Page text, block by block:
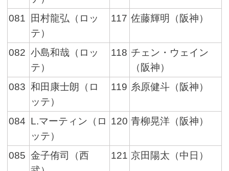
081
田村龍弘（ロッ
テ）
117 佐藤輝明（阪神）
082 小島和哉（ロッ
テ）
118 チェン・ウェイン
（阪神）
083 和田康士朗（ロ
ッテ）
119 糸原健斗（阪神）
084 L.マーティン（ロ
ッテ）
120 青柳晃洋（阪神）
085 金子侑司（西
121 京田陽太（中日）